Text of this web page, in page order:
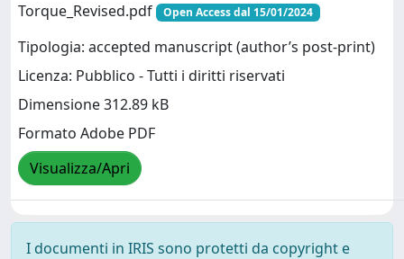
Torque_Revised.pdf Open Access dal 15/01/2024
Tipologia: accepted manuscript (author’s post-print)
Licenza: Pubblico - Tutti i diritti riservati
Dimensione 312.89 kB
Formato Adobe PDF
Visualizza/Apri
I documenti in IRIS sono protetti da copyright e